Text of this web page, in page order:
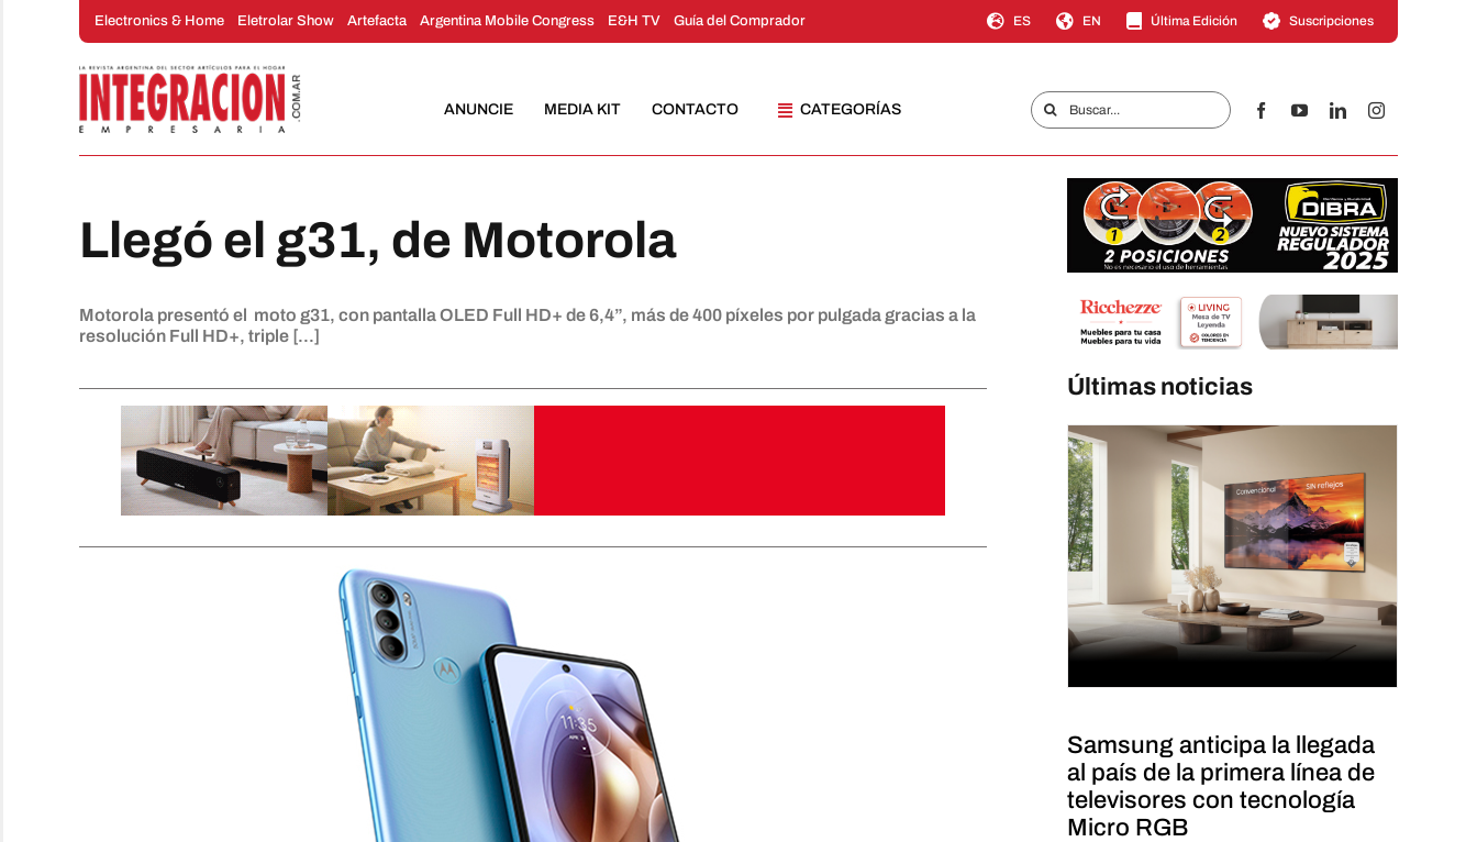
Electronics & Home Eletrolar Show Artefacta Argentina Mobile Congress E&H TV Guía del Comprador ES EN Última Edición Suscripciones
ANUNCIE MEDIA KIT CONTACTO CATEGORÍAS
Buscar:
Llegó el g31, de Motorola
Motorola presentó el moto g31, con pantalla OLED Full HD+ de 6,4”, más de 400 píxeles por pulgada gracias a la
resolución Full HD+, triple [...]
Últimas noticias
Samsung anticipa la llegada
al país de la primera línea de
televisores con tecnología
Micro RGB